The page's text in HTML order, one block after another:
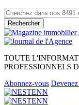
Rechercher
TOUTE
PROFESSIONNELS
Abonnez-vous